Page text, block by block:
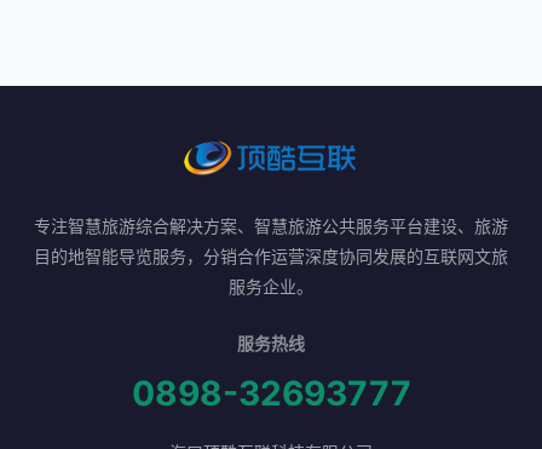
专注智慧旅游综合解决方案、智慧旅游公共服务平台建设、旅游
目的地智能导览服务，分销合作运营深度协同发展的互联网文旅
服务企业。
服务热线
0898-32693777